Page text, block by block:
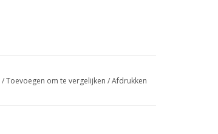
/Toevoegen om te vergelijken /Afdrukken